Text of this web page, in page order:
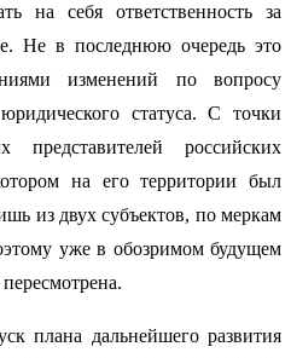
себя ответственность за
Не в последнюю очередь это
изменений по вопросу
статуса. С точки
представителей российских
на его территории был
из двух субъектов, по меркам
уже в обозримом будущем
плана дальнейшего развития